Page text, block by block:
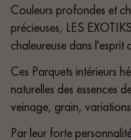
Couleurs profondes et
précieuses, LES
chaleureuse dans l'esprit
Ces Parquets intérieurs
naturelles des essences
veinage, grain,
Par leur forte